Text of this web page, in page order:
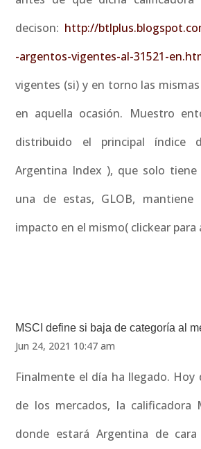
decison: http://
-argentos-vigentes-al-31521-
vigentes (si) y en torno las
en aquella ocasión. Muestro
distribuido el principal índice
Argentina Index ), que solo tiene
una de estas, GLOB,
impacto en el mismo( clickear para
MSCI define si baja de categoría al
Jun 24, 2021 10:47 am
Finalmente el día ha llegado. Hoy
de los mercados, la calificadora
donde estará Argentina de